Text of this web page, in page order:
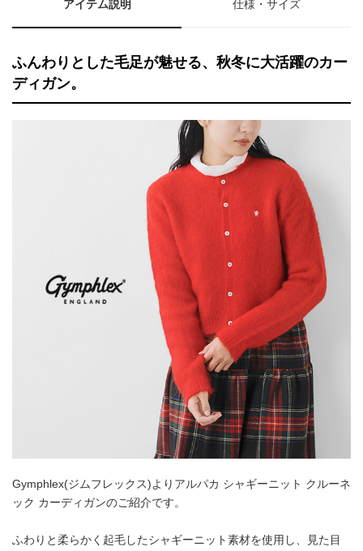
アイテム説明 仕様・サイズ
ふんわりとした毛足が魅せる、秋冬に大活躍のカー
ディガン。
Gymphlex(ジムフレックス)よりアルパカ シャギーニット クルーネ
ック カーディガンのご紹介です。
ふわりと柔らかく起毛したシャギーニット素材を使用し、見た目